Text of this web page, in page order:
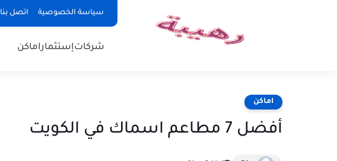
سياسة الخصوصية اتصل بنا
شركاتإستثماراماكن
اماكن
أفضل 7 مطاعم اسماك في الكويت